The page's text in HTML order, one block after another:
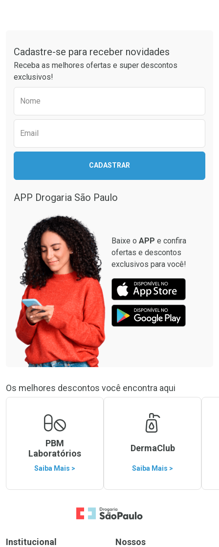
Cadastre-se para receber novidades
Receba as melhores ofertas e super descontos
exclusivos!
Nome
Email
CADASTRAR
APP Drogaria São Paulo
Baixe o APP e confira
ofertas e descontos
exclusivos para você!
Os melhores descontos você encontra aqui
PBM
Laboratórios
Saiba Mais >
DermaClub
Saiba Mais >
Ir para a Home
Institucional
Nossos